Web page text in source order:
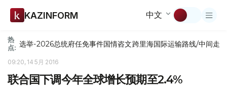
KAZINFORM 中文
热
点: 选举-2026总统府任免事件国情咨文跨里海国际运输路线/中间走廊
09:20, 14 5月 2016
联合国下调今年全球增长预期至2.4%